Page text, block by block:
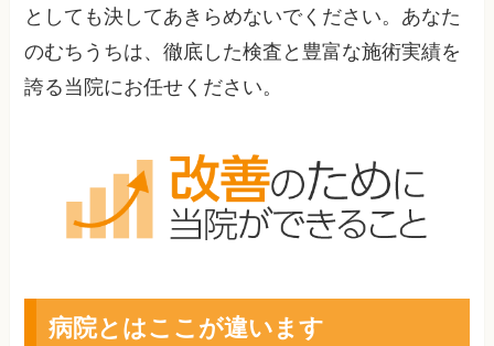
としても決してあきらめないでください。あなた
のむちうちは、徹底した検査と豊富な施術実績を
誇る当院にお任せください。
病院とはここが違います